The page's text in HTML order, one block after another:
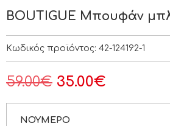
BOUTIGUE Μπουφάν
Κωδικός προϊόντος: 42-124192-1
59.00€ 35.00€
ΝΟΥΜΕΡΟ